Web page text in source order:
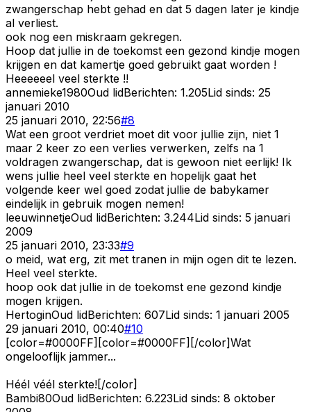
zwangerschap hebt gehad en dat 5 dagen later je kindje
al verliest.
ook nog een miskraam gekregen.
Hoop dat jullie in de toekomst een gezond kindje mogen
krijgen en dat kamertje goed gebruikt gaat worden !
Heeeeeel veel sterkte !!
annemieke1980Oud lidBerichten: 1.205Lid sinds: 25
januari 2010
25 januari 2010, 22:56#8
Wat een groot verdriet moet dit voor jullie zijn, niet 1
maar 2 keer zo een verlies verwerken, zelfs na 1
voldragen zwangerschap, dat is gewoon niet eerlijk! Ik
wens jullie heel veel sterkte en hopelijk gaat het
volgende keer wel goed zodat jullie de babykamer
eindelijk in gebruik mogen nemen!
leeuwinnetjeOud lidBerichten: 3.244Lid sinds: 5 januari
2009
25 januari 2010, 23:33#9
o meid, wat erg, zit met tranen in mijn ogen dit te lezen.
Heel veel sterkte.
hoop ook dat jullie in de toekomst ene gezond kindje
mogen krijgen.
HertoginOud lidBerichten: 607Lid sinds: 1 januari 2005
29 januari 2010, 00:40#10
[color=#0000FF][color=#0000FF][/color]Wat
ongelooflijk jammer...
Héél véél sterkte![/color]
Bambi80Oud lidBerichten: 6.223Lid sinds: 8 oktober